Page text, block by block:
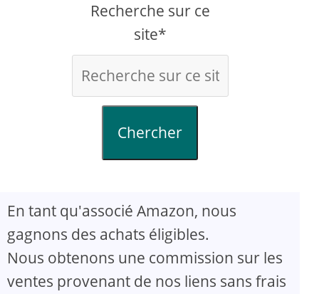
Recherche sur ce
site*
Chercher
En tant qu'associé Amazon, nous
gagnons des achats éligibles.
Nous obtenons une commission sur les
ventes provenant de nos liens sans frais